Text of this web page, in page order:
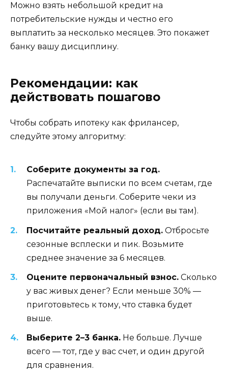
Можно взять небольшой кредит на
потребительские нужды и честно его
выплатить за несколько месяцев. Это покажет
банку вашу дисциплину.
Рекомендации: как
действовать пошагово
Чтобы собрать ипотеку как фрилансер,
следуйте этому алгоритму:
Соберите документы за год.
Распечатайте выписки по всем счетам, где
вы получали деньги. Соберите чеки из
приложения «Мой налог» (если вы там).
Посчитайте реальный доход. Отбросьте
сезонные всплески и пик. Возьмите
среднее значение за 6 месяцев.
Оцените первоначальный взнос. Сколько
у вас живых денег? Если меньше 30% —
приготовьтесь к тому, что ставка будет
выше.
Выберите 2–3 банка. Не больше. Лучше
всего — тот, где у вас счет, и один другой
для сравнения.